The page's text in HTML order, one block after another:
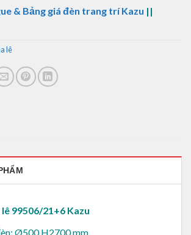
& Bảng giá đèn trang trí Kazu ||
lê
99506/21+6 Kazu
Ø500 H2700 mm